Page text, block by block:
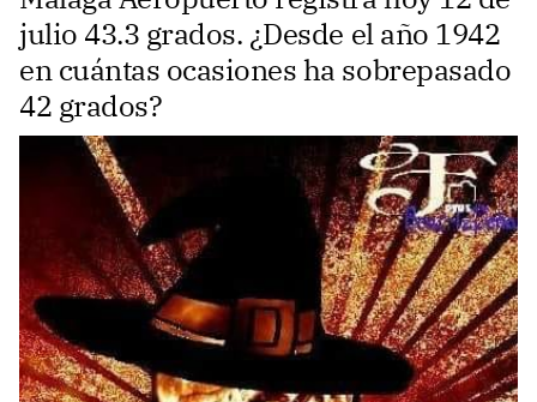
julio 43.3 grados. ¿Desde el año 1942
en cuántas ocasiones ha sobrepasado
42 grados?